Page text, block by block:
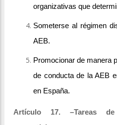
organizativas que
Someterse al régimen
AEB.
Promocionar de manera
de conducta de la AEB
en España.
Artículo 17. –Tareas